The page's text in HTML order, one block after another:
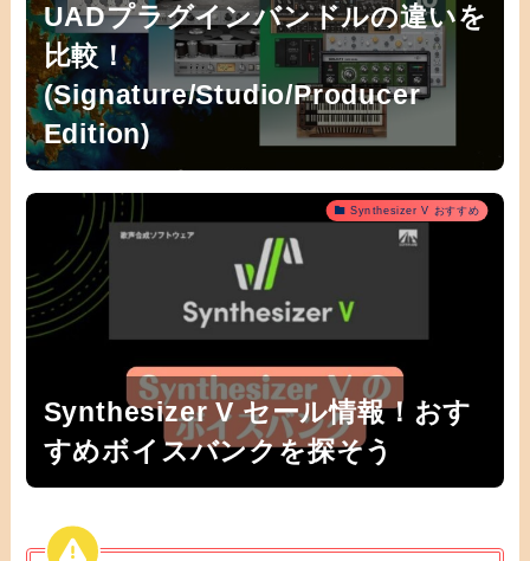
UADプラグインバンドルの違いを
比較！
(Signature/Studio/Producer
Edition)
Synthesizer V おすすめ
Synthesizer V セール情報！おす
すめボイスバンクを探そう